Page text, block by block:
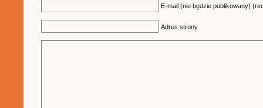
E-mail (nie będzie publikowany)
Adres strony